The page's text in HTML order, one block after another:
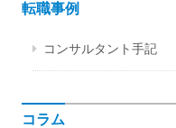
転職事例
コンサルタント手記
コラム